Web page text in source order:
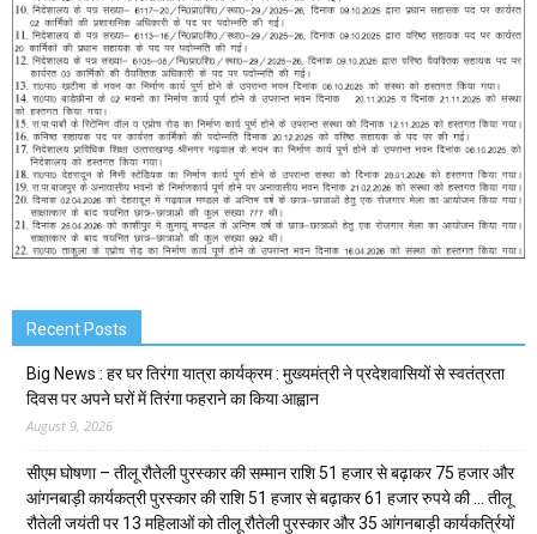
Recent Posts
Big News : हर घर तिरंगा यात्रा कार्यक्रम : मुख्यमंत्री ने प्रदेशवासियों से स्वतंत्रता
दिवस पर अपने घरों में तिरंगा फहराने का किया आह्वान
August 9, 2026
सीएम घोषणा – तीलू रौतेली पुरस्कार की सम्मान राशि 51 हजार से बढ़ाकर 75 हजार और
आंगनबाड़ी कार्यकत्री पुरस्कार की राशि 51 हजार से बढ़ाकर 61 हजार रुपये की … तीलू
रौतेली जयंती पर 13 महिलाओं को तीलू रौतेली पुरस्कार और 35 आंगनबाड़ी कार्यकर्त्रियों